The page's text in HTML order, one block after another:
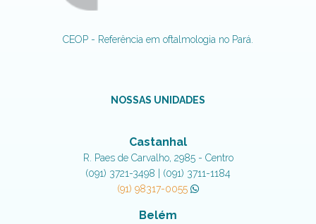
CEOP - Referência em oftalmologia no Pará.
NOSSAS UNIDADES
Castanhal
R. Paes de Carvalho, 2985 - Centro
(091) 3721-3498 | (091) 3711-1184
(91) 98317-0055
Belém